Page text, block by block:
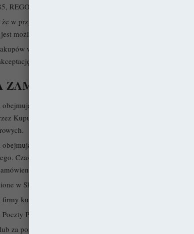
REGON 191781561.
w przypadku niektórych metod płatności, ze względu na
możliwe wyłącznie bezpośrednio po złożeniu zamówienia.
w Sklepie akceptuje stosowanie faktur
obejmującego produkty elektroniczne (Mini eBooki, eBooki)
Kupującego w formularzu zamówienia wiadomości
produkty fizyczne następuje poprzez
Czas realizacji wynosi 7 dni roboczych. Chyba, że z
w Sklepie dostarczane są w zależności od wybranej
kurierskiej,
Polskiej,
za pośrednictwem kuriera InPost,